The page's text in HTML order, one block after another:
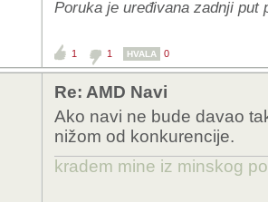
Poruka je uređivana zadnji put
1 1 HVALA 0
Re: AMD Navi
Ako navi ne bude davao
nižom od konkurencije.
kradem mine iz minskog